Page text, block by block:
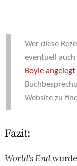
Wer diese
even­tuell auch
Boyle
Website zu
Fazit:
World’s End